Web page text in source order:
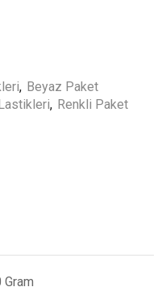
, Beyaz Paket
, Renkli Paket